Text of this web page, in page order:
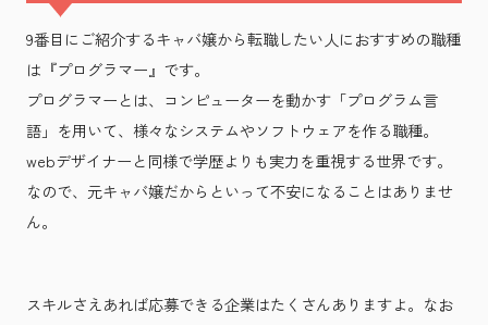
9番目にご紹介するキャバ嬢から転職したい人におすすめの職種
は『プログラマー』です。
プログラマーとは、コンピューターを動かす「プログラム言
語」を用いて、様々なシステムやソフトウェアを作る職種。
webデザイナーと同様で学歴よりも実力を重視する世界です。
なので、元キャバ嬢だからといって不安になることはありませ
ん。
スキルさえあれば応募できる企業はたくさんありますよ。なお